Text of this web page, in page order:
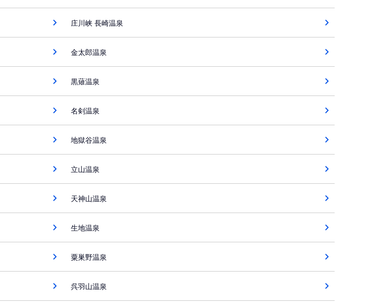
庄川峡 長崎温泉
金太郎温泉
黒薙温泉
名剣温泉
地獄谷温泉
立山温泉
天神山温泉
生地温泉
粟巣野温泉
呉羽山温泉